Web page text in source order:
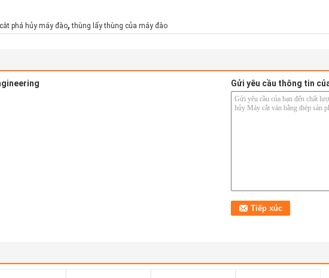
phá hủy máy đào, thùng lấy thùng của máy đào
Gửi yêu cầu thông tin